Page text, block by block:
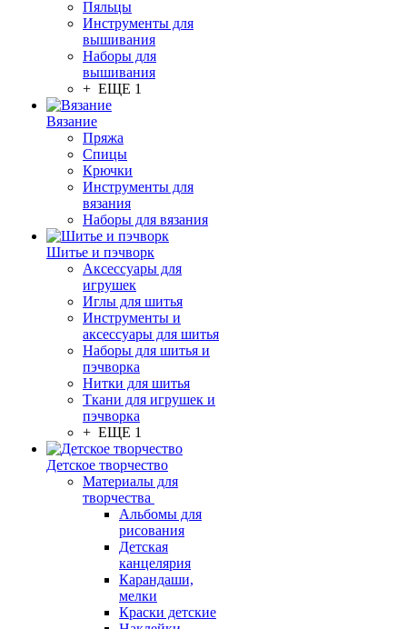
Пяльцы
Инструменты для
вышивания
Наборы для
вышивания
+ ЕЩЕ 1
Вязание
Пряжа
Спицы
Крючки
Инструменты для
вязания
Наборы для вязания
Шитье и пэчворк
Аксессуары для
игрушек
Иглы для шитья
Инструменты и
аксессуары для шитья
Наборы для шитья и
пэчворка
Нитки для шитья
Ткани для игрушек и
пэчворка
+ ЕЩЕ 1
Детское творчество
Материалы для
творчества
Альбомы для
рисования
Детская
канцелярия
Карандаши,
мелки
Краски детские